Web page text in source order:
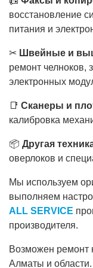
восстановление
питания и
✂ Швейные и
ремонт челноков,
электронных
📑 Сканеры и
калибровка
📦 Другая
оверлоков и
Мы используем
выполняем
ALL SERVICE
производителя.
Возможен ремонт
Алматы и области.